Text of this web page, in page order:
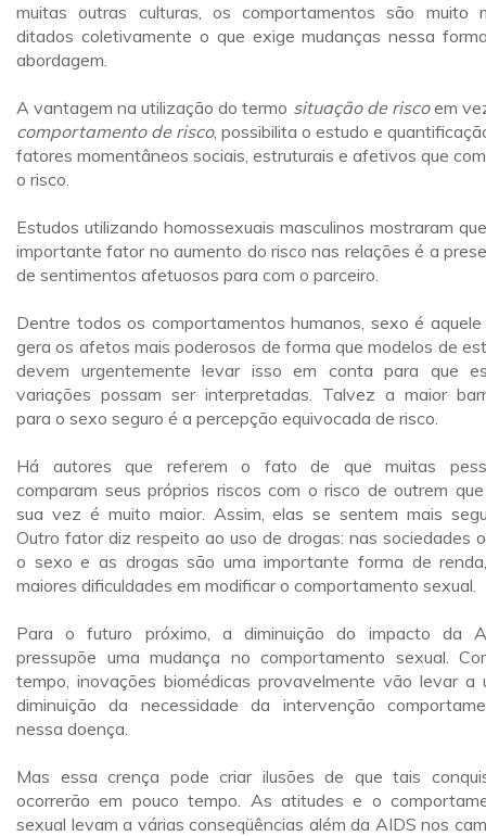
muitas outras culturas, os comportamentos são muito
ditados coletivamente o que exige mudanças nessa
abordagem.
A vantagem na utilização do termo situação de riscoem
comportamento de risco, possibilita o estudo e
fatores momentâneos sociais, estruturais e afetivos que
o risco.
Estudos utilizando homossexuais masculinos mostraram
importante fator no aumento do risco nas relações é a
de sentimentos afetuosos para com o parceiro.
Dentre todos os comportamentos humanos, sexo é aquele
gera os afetos mais poderosos de forma que modelos de
devem urgentemente levar isso em conta para que
variações possam ser interpretadas. Talvez a maior
para o sexo seguro é a percepção equivocada de risco.
Há autores que referem o fato de que muitas
comparam seus próprios riscos com o risco de outrem
sua vez é muito maior. Assim, elas se sentem mais
Outro fator diz respeito ao uso de drogas: nas sociedades
o sexo e as drogas são uma importante forma de
maiores dificuldades em modificar o comportamento sexual.
Para o futuro próximo, a diminuição do impacto da
pressupõe uma mudança no comportamento sexual.
tempo, inovações biomédicas provavelmente vão levar a
diminuição da necessidade da intervenção
nessa doença.
Mas essa crença pode criar ilusões de que tais
ocorrerão em pouco tempo. As atitudes e o
sexual levam a várias conseqüências além da AIDS nos